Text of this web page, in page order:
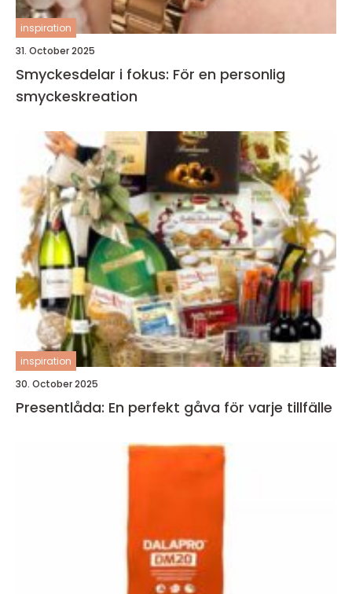
inspiration
31. October 2025
Smyckesdelar i fokus: För en personlig
smyckeskreation
inspiration
30. October 2025
Presentlåda: En perfekt gåva för varje tillfälle